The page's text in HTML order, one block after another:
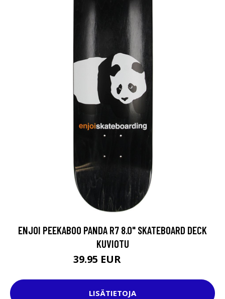
ENJOI PEEKABOO PANDA R7 8.0" SKATEBOARD DECK
KUVIOTU
39.95 EUR
LISÄTIETOJA